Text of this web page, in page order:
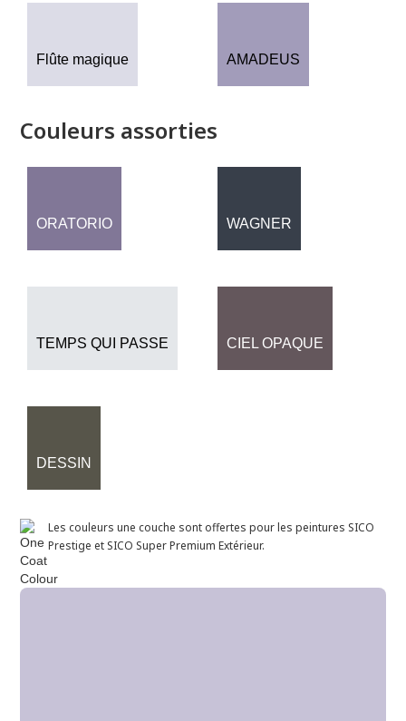
Flûte magique AMADEUS
Couleurs assorties
ORATORIO WAGNER
TEMPS QUI PASSE CIEL OPAQUE
DESSIN
Les couleurs une couche sont offertes pour les peintures SICO
Prestige et SICO Super Premium Extérieur.